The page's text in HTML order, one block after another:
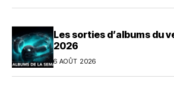
Les sorties d’albums du
2026
6 AOÛT 2026